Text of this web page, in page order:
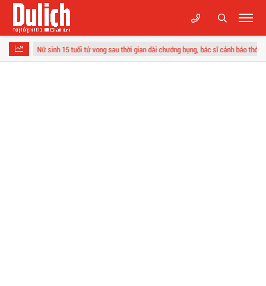
sinh 15 tuổi tử vong sau thời gian dài chướng bụng, bác sĩ cảnh báo thói quen "cực độc"